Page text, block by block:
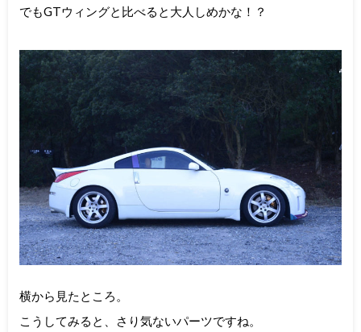
でもGTウィングと比べると大人しめかな！？
横から見たところ。
こうしてみると、さり気ないパーツですね。